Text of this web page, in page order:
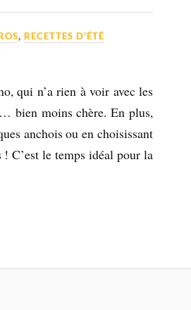
,RECETTES D'ÉTÉ
qui n’a rien à voir avec les
bien moins chère. En plus,
anchois ou en choisissant
C’est le temps idéal pour la